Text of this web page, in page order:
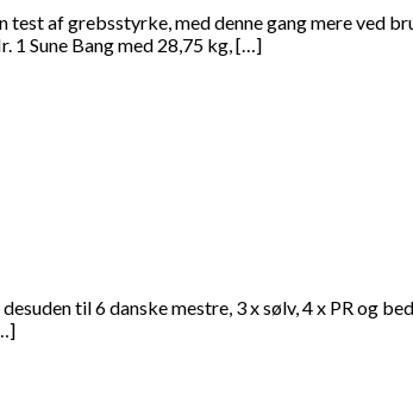
test af grebsstyrke, med denne gang mere ved
1 Sune Bang med 28,75 kg, […]
til 6 danske mestre, 3 x sølv, 4 x PR og